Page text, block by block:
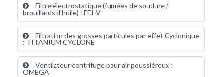
Filtre électrostatique (fumées de soudure /
brouillards d’huile) : FEI-V
Filtration des grosses particules par effet Cyclonique
: TITANIUM CYCLONE
Ventilateur centrifuge pour air poussiéreux :
OMEGA